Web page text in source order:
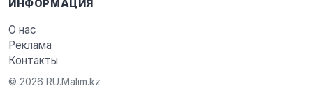
ИНФОРМАЦИЯ
О нас
Реклама
Контакты
© 2026 RU.Malim.kz